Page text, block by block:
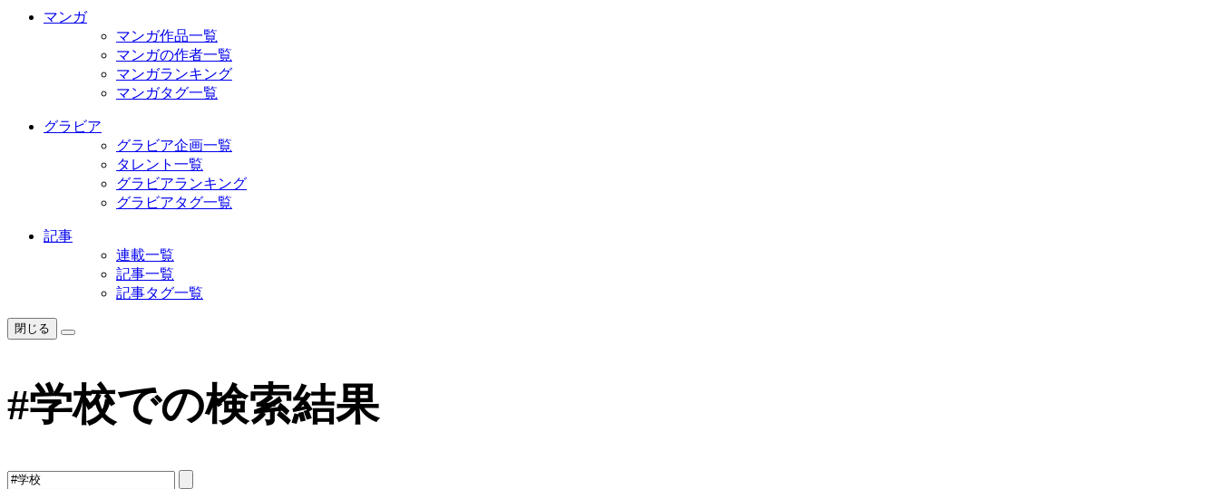
マンガ
マンガ作品一覧
マンガの作者一覧
マンガランキング
マンガタグ一覧
グラビア
グラビア企画一覧
タレント一覧
グラビアランキング
グラビアタグ一覧
記事
連載一覧
記事一覧
記事タグ一覧
閉じる
#学校での検索結果